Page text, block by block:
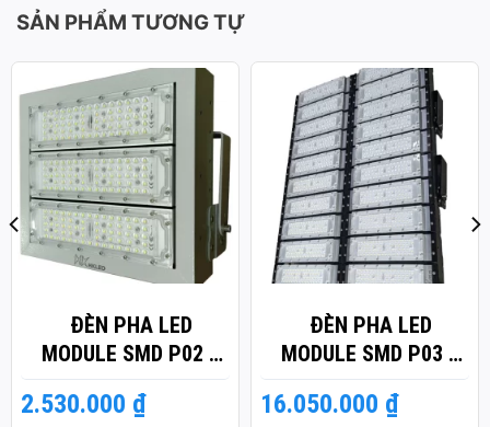
SẢN PHẨM TƯƠNG TỰ
ĐÈN PHA LED
MODULE SMD P02 –
CÔNG SUẤT 150W
2.530.000 ₫
ĐÈN PHA LED
MODULE SMD P03 –
CÔNG SUẤT 1000W
16.050.000 ₫